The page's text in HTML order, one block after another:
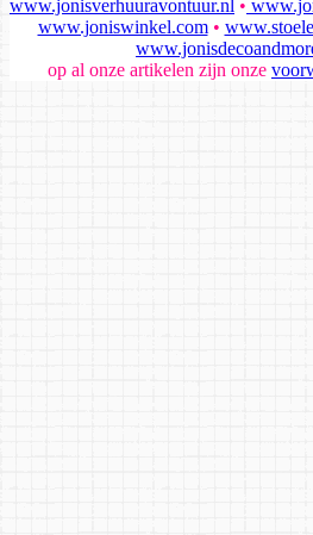
www.jonisverhuuravontuur.nl •
www.joniswinkel.com•
op al onze artikelen zijn onze